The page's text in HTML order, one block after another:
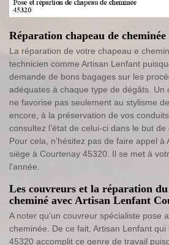
Réparation chapeau de cheminée
La réparation de votre chapeau e
technicien comme Artisan Lenfant
demande de bons bagages sur les
adéquates à chaque type de dégâts. Un
ne favorise pas seulement au stylisme
encore, à la préservation de vos
consultez l’état de celui-ci dans le but
Pour cela, n’hésitez pas de faire appel à
siège à Courtenay 45320. Il se met à
l’année.
Les couvreurs et la réparation du
cheminé avec Artisan Lenfant
A noter qu’un couvreur spécialiste pose
cheminée. De ce fait, Artisan Lenfant
45320 accomplit ce genre de travail